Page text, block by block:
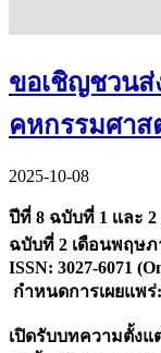
ขอเชิญชวนส่
คหกรรมศาส
2025-10-08
ปีที่ 8 ฉบับที่ 1 เเละ
ฉบับที่ 2 เดือนพฤษภ
ISSN: 3027-6071
กำหนดการเผยแพร่:
เปิดรับบทความตั้งแ